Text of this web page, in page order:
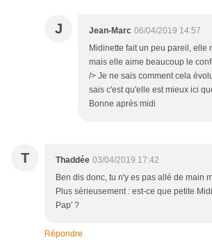
J Jean-Marc 06/04/2019 14:57
Midinette fait un peu pareil, elle
mais elle aime beaucoup le
/> Je ne sais comment cela
sais c'est qu'elle est mieux ici
Bonne après midi
T Thaddée 03/04/2019 17:42
Ben dis donc, tu n'y es pas allé de main
Plus sérieusement : est-ce que petite
Pap' ?
Répondre